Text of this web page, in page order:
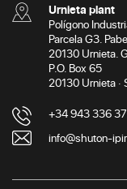
Urnieta plant
Polígono
Parcela G3.
20130 Urnieta.
P.O. Box 65
20130 Urnieta ·
+34 943 336
info@shuton-